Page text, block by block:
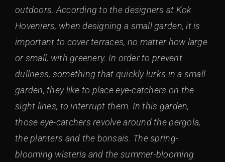
outdoors. According to the designers at Kok
Hoveniers, when designing a small garden, it is
important to cover terraces, no matter how large
or small, with greenery. In order to prevent
dullness, something that quickly lurks in a small
garden, they like to place eye-catchers on the
sight lines, to interrupt them. In this garden,
those eye-catchers revolve around the pergola,
the planters and the bonsais. The spring-
blooming wisteria and the summer-blooming